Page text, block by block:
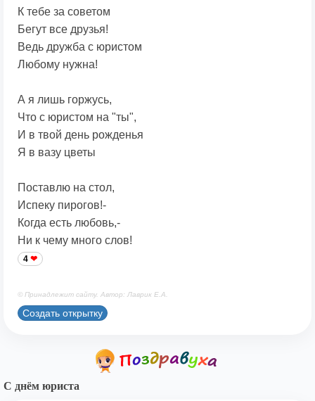
К тебе за советом
Бегут все друзья!
Ведь дружба с юристом
Любому нужна!
А я лишь горжусь,
Что с юристом на "ты",
И в твой день рожденья
Я в вазу цветы
Поставлю на стол,
Испеку пирогов!-
Когда есть любовь,-
Ни к чему много слов!
4
© Принадлежит сайту. Автор: Лаврик Е.А.
Создать открытку
С днём юриста